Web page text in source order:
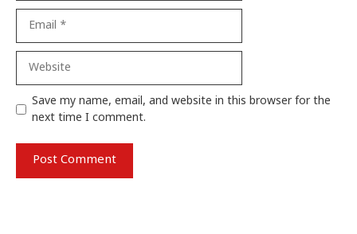
Save my name, email, and website in this browser for the
next time I comment.